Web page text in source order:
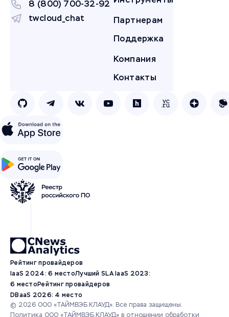
8 (800) 700-32-92
twcloud_chat
Партнерам
Поддержка
Компания
Контакты
Рейтинг провайдеров
IaaS 2024: 6 местоЛучший SLA IaaS 2023:
6 местоРейтинг провайдеров
DBaaS 2026: 4 место
© 2026 ООО «ТАЙМВЭБ.КЛАУД». Все права защищены.
Политика ООО «ТАЙМВЭБ.КЛАУД» в отношении обработки